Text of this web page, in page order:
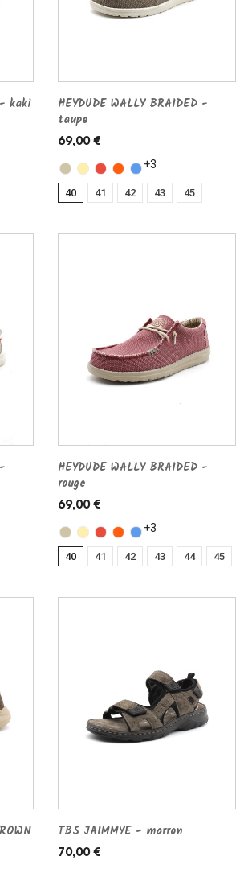
- kaki
HEYDUDE WALLY BRAIDED -
taupe
69,00 €
+3
40 41 42 43 45
HEYDUDE WALLY BRAIDED -
rouge
69,00 €
+3
40 41 42 43 44 45
TBS JAIMMYE - marron
70,00 €